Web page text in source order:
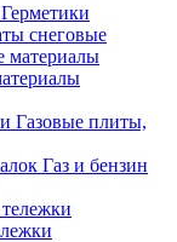
снеговые
Газовые плиты,
Газ и бензин